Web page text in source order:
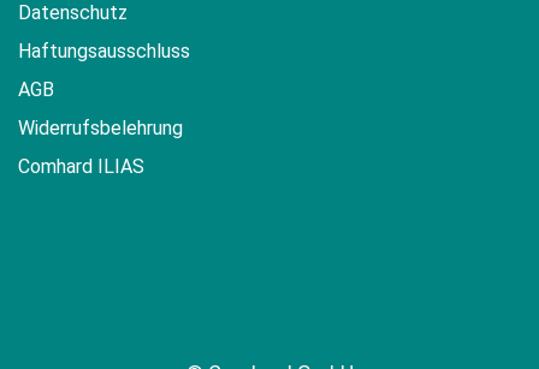
Datenschutz
Haftungsausschluss
AGB
Widerrufsbelehrung
Comhard ILIAS